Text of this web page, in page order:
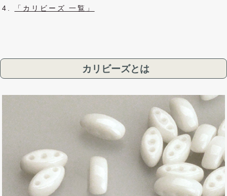
「カリビーズ 一覧」
カリビーズとは